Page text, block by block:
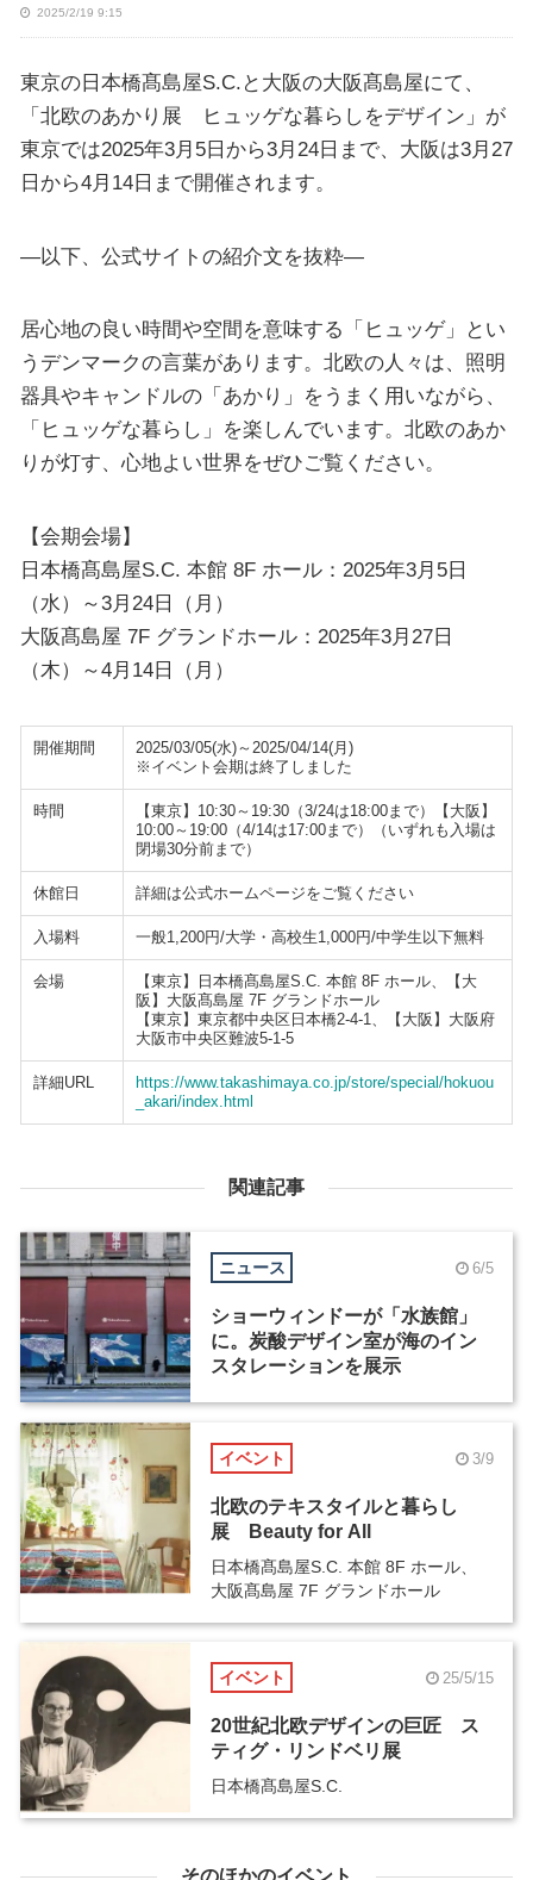
2025/2/19 9:15
東京の日本橋髙島屋S.C.と大阪の大阪髙島屋にて、
「北欧のあかり展 ヒュッゲな暮らしをデザイン」が
東京では2025年3月5日から3月24日まで、大阪は3月27
日から4月14日まで開催されます。
—以下、公式サイトの紹介文を抜粋—
居心地の良い時間や空間を意味する「ヒュッゲ」とい
うデンマークの言葉があります。北欧の人々は、照明
器具やキャンドルの「あかり」をうまく用いながら、
「ヒュッゲな暮らし」を楽しんでいます。北欧のあか
りが灯す、心地よい世界をぜひご覧ください。
【会期会場】
日本橋髙島屋S.C. 本館 8F ホール：2025年3月5日
（水）～3月24日（月）
大阪髙島屋 7F グランドホール：2025年3月27日
（木）～4月14日（月）
開催期間
2025/03/05(水)～2025/04/14(月)
※イベント会期は終了しました
時間
【東京】10:30～19:30（3/24は18:00まで）【大阪】
10:00～19:00（4/14は17:00まで）（いずれも入場は
閉場30分前まで）
休館日 詳細は公式ホームページをご覧ください
入場料 一般1,200円/大学・高校生1,000円/中学生以下無料
会場
【東京】日本橋髙島屋S.C. 本館 8F ホール、【大
阪】大阪髙島屋 7F グランドホール
【東京】東京都中央区日本橋2-4-1、【大阪】大阪府
大阪市中央区難波5-1-5
詳細URL
https://www.takashimaya.co.jp/store/special/hokuou
_akari/index.html
関連記事
ニュース 6/5
ショーウィンドーが「水族館」
に。炭酸デザイン室が海のイン
スタレーションを展示
イベント 3/9
北欧のテキスタイルと暮らし
展 Beauty for All
日本橋髙島屋S.C. 本館 8F ホール、
大阪髙島屋 7F グランドホール
イベント 25/5/15
20世紀北欧デザインの巨匠 ス
ティグ・リンドベリ展
日本橋髙島屋S.C.
そのほかのイベント